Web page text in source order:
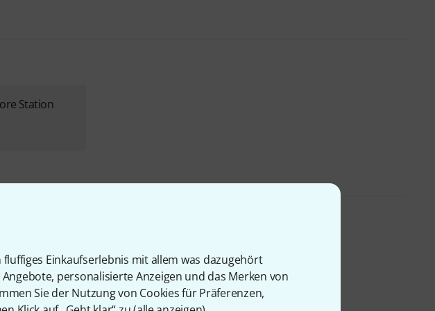
Einkaufserlebnis mit allem was dazugehört
personalisierte Anzeigen und das Merken von
Sie der Nutzung von Cookies für Präferenzen,
Station
Artikel